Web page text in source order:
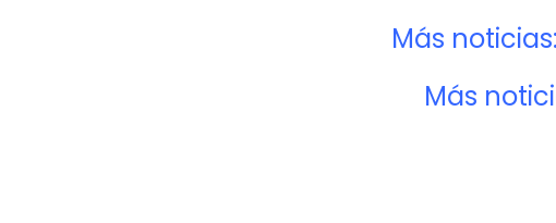
Más noticias:
Más